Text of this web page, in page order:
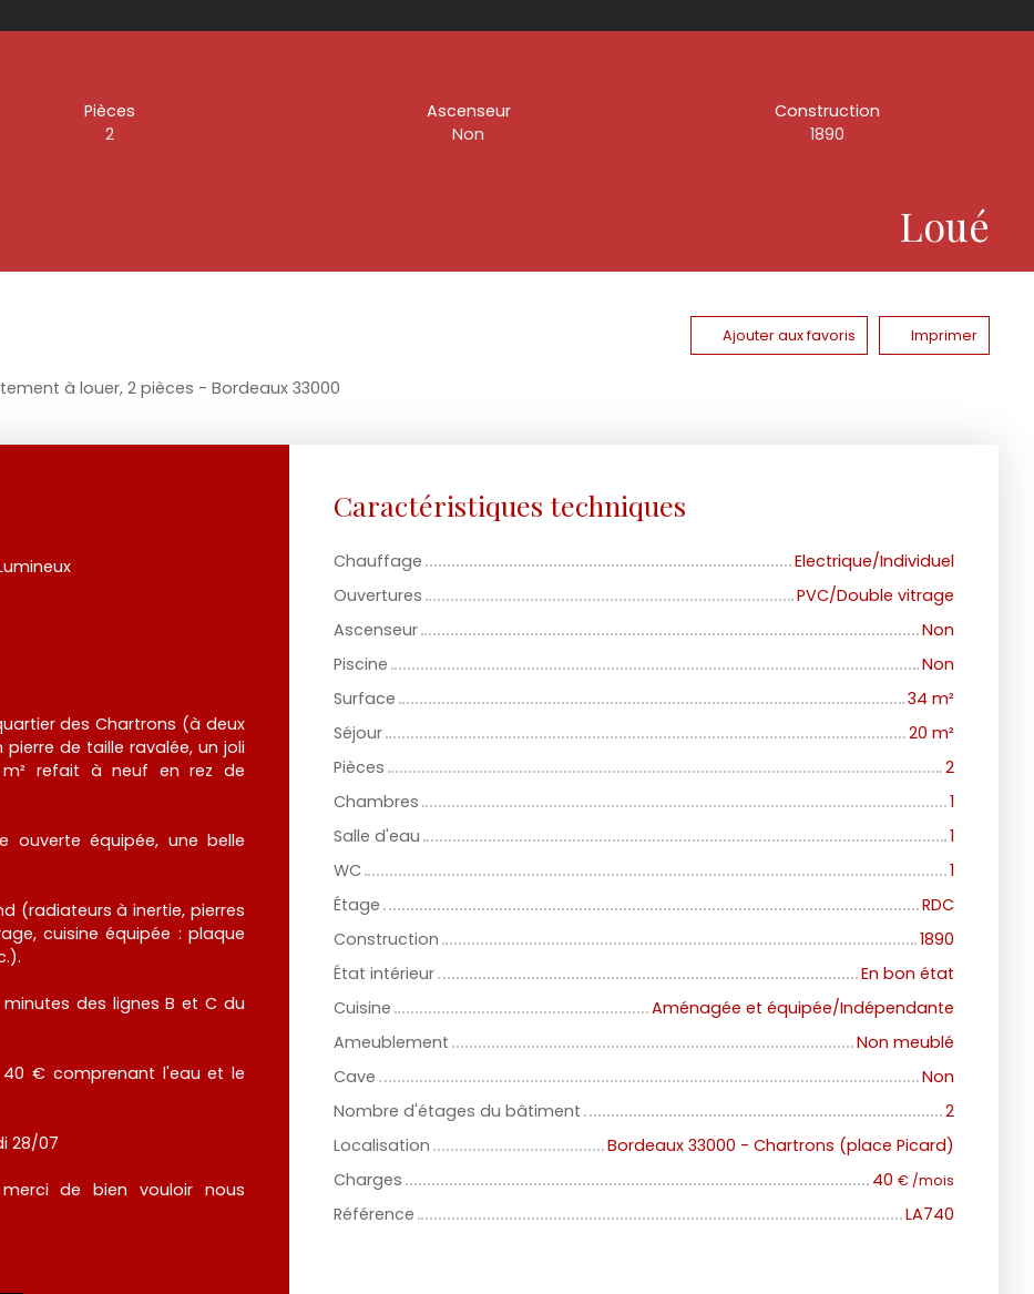
Pièces
2
Ascenseur
Non
Construction
1890
Loué
Ajouter aux favoris Imprimer
à louer, 2 pièces - Bordeaux 33000
des Chartrons (à deux
de taille ravalée, un joli
refait à neuf en rez de
ouverte équipée, une belle
(radiateurs à inertie, pierres
cuisine équipée : plaque
des lignes B et C du
€ comprenant l'eau et le
28/07
de bien vouloir nous
Caractéristiques techniques
Chauffage
Electrique/Individuel
Ouvertures
PVC/Double vitrage
Ascenseur
Non
Piscine
Non
Surface
34 m²
Séjour
20 m²
Pièces
2
Chambres
1
Salle d'eau
1
WC
1
Étage
RDC
Construction
1890
État intérieur
En bon état
Cuisine
Aménagée et équipée/Indépendante
Ameublement
Non meublé
Cave
Non
Nombre d'étages du bâtiment
2
Localisation
Bordeaux 33000 - Chartrons (place Picard)
Charges
40 € /mois
Référence LA740